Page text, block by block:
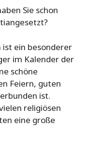
Sie schon
ist ein besonderer
im Kalender der
schöne
Feiern, guten
ist.
religiösen
eine große